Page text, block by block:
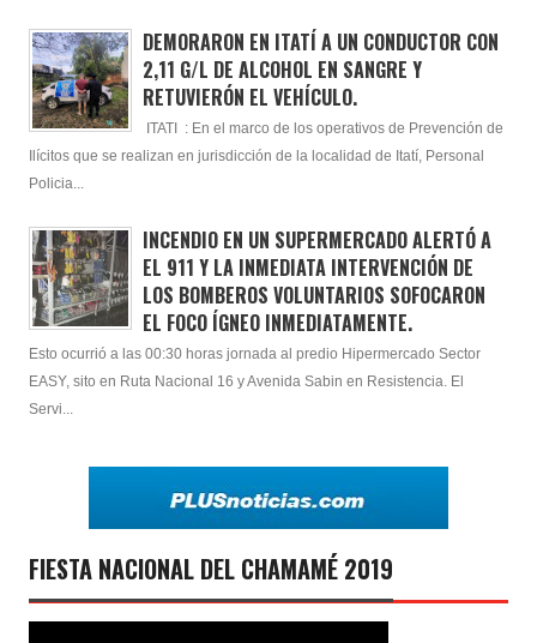
DEMORARON EN ITATÍ A UN CONDUCTOR CON
2,11 G/L DE ALCOHOL EN SANGRE Y
RETUVIERÓN EL VEHÍCULO.
ITATI : En el marco de los operativos de Prevención de
Ilícitos que se realizan en jurisdicción de la localidad de Itatí, Personal
Policia...
INCENDIO EN UN SUPERMERCADO ALERTÓ A
EL 911 Y LA INMEDIATA INTERVENCIÓN DE
LOS BOMBEROS VOLUNTARIOS SOFOCARON
EL FOCO ÍGNEO INMEDIATAMENTE.
Esto ocurrió a las 00:30 horas jornada al predio Hipermercado Sector
EASY, sito en Ruta Nacional 16 y Avenida Sabin en Resistencia. El
Servi...
FIESTA NACIONAL DEL CHAMAMÉ 2019